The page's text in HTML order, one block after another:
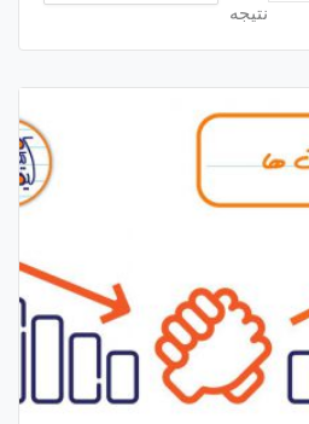
نتیجه